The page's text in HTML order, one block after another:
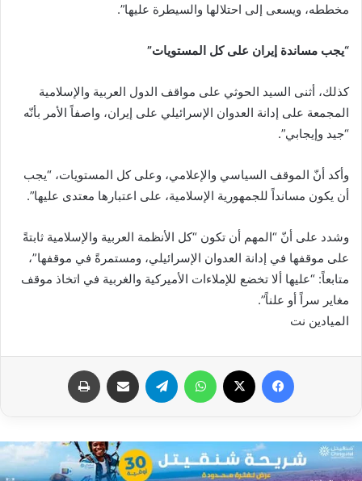
مخططه، ويسعى إلى احتلالها والسيطرة عليها”.
“يجب مساندة إيران على كل المستويات”
كذلك، أثنى السيد الحوثي على مواقف الدول العربية والإسلامية
المجمعة على إدانة العدوان الإسرائيلي على إيران، واصفاً الأمر بأنّه
“جيد وإيجابي”.
وأكد أنّ الموقف السياسي والإعلامي، وعلى كل المستويات، “يجب
أن يكون مسانداً للجمهورية الإسلامية، على اعتبارها معتدى عليها”.
وشدد على أنّ “المهم أن تكون “كل الأنظمة العربية والإسلامية ثابتةً
على موقفها في إدانة العدوان الإسرائيلي، ومستمرةً في موقفها”،
متابعاً: “عليها ألا تخضع للإملاءات الأميركية والغربية في اتخاذ موقف
مغاير سراً أو علناً”.
الميادين نت
فيسبوك واتساب تيلقرام مشاركة عبر البريد